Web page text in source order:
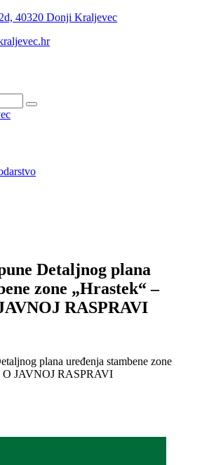
40320 Donji Kraljevec
Detaljnog plana
zone „Hrastek“ –
RASPRAVI